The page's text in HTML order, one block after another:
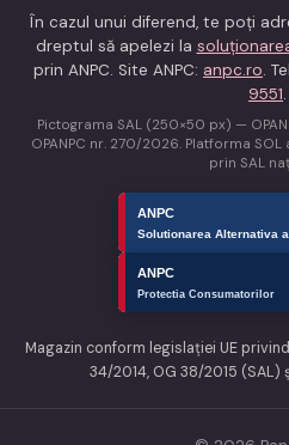
În cazul unui diferend, te poți
dreptul să apelezi la
prin ANPC. Site ANPC: anpc.ro.
9551.
Pictograma SAL (250×50 px) —
OPANPC nr. 270/2026. Platforma
prin SAL
Magazin conform legislației UE
34/2014, OG 38/2015 (SAL)